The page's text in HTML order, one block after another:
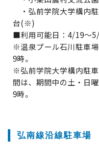
・弘前学院大学構内
台(※)
■利用可能日：4/19～
※温泉プール石川駐車
9時。
※弘前学院大学構内駐
間は、期間中の土・日
9時。
弘南線沿線駐車場